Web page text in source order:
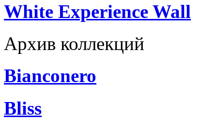
White Experience Wall
Архив коллекций
Bianconero
Bliss